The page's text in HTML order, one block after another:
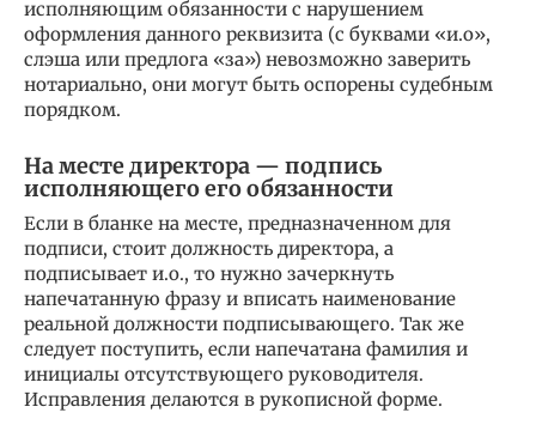
исполняющим обязанности с нарушением
оформления данного реквизита (с буквами «и.о»,
слэша или предлога «за») невозможно заверить
нотариально, они могут быть оспорены судебным
порядком.
На месте директора — подпись
исполняющего его обязанности
Если в бланке на месте, предназначенном для
подписи, стоит должность директора, а
подписывает и.о., то нужно зачеркнуть
напечатанную фразу и вписать наименование
реальной должности подписывающего. Так же
следует поступить, если напечатана фамилия и
инициалы отсутствующего руководителя.
Исправления делаются в рукописной форме.